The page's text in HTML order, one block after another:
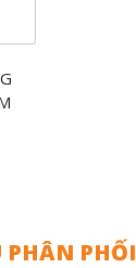
PHÂN PHỐI